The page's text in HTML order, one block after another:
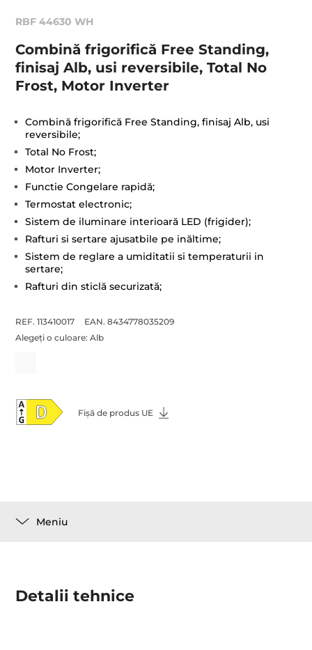
RBF 44630 WH
Combină frigorifică Free Standing,
finisaj Alb, usi reversibile, Total No
Frost, Motor Inverter
Combină frigorifică Free Standing, finisaj Alb, usi
reversibile;
Total No Frost;
Motor Inverter;
Functie Congelare rapidă;
Termostat electronic;
Sistem de iluminare interioară LED (frigider);
Rafturi si sertare ajusatbile pe inăltime;
Sistem de reglare a umiditatii si temperaturii in
sertare;
Rafturi din sticlă securizată;
REF. 113410017
EAN. 8434778035209
Alegeți o culoare:Alb
Fișă de produs UE
Meniu
Detalii tehnice